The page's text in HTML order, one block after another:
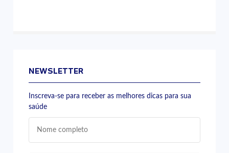
NEWSLETTER
Inscreva-se para receber as melhores dicas para sua
saúde